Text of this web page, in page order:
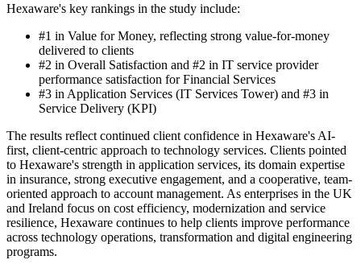
Hexaware's key rankings in the study include:
#1 in Value for Money, reflecting strong value-for-money
delivered to clients
#2 in Overall Satisfaction and #2 in IT service provider
performance satisfaction for Financial Services
#3 in Application Services (IT Services Tower) and #3 in
Service Delivery (KPI)
The results reflect continued client confidence in Hexaware's AI-
first, client-centric approach to technology services. Clients pointed
to Hexaware's strength in application services, its domain expertise
in insurance, strong executive engagement, and a cooperative, team-
oriented approach to account management. As enterprises in the UK
and Ireland focus on cost efficiency, modernization and service
resilience, Hexaware continues to help clients improve performance
across technology operations, transformation and digital engineering
programs.